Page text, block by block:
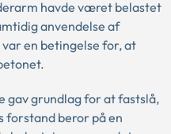
havde været belastet
anvendelse af
en betingelse for, at
gav grundlag for at fastslå,
forstand beror på en